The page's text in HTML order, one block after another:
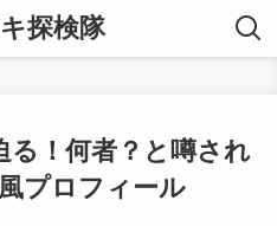
探検隊
る！何者？と噂され
プロフィール